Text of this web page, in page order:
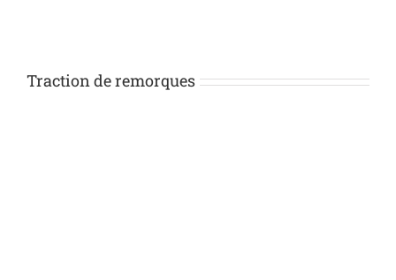
Traction de remorques